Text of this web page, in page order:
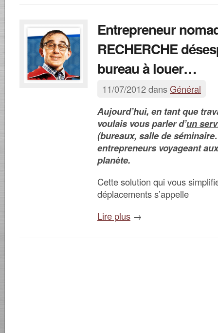
Entrepreneur
RECHERCHE
bureau à louer…
11/07/2012 dans Général
Aujourd’hui, en tant que
voulais vous parler d’un
(bureaux, salle de
entrepreneurs voyageant
planète.
Cette solution qui vous
déplacements s’appelle
Lire plus →